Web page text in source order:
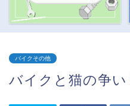
バイクその他
バイクと猫の争い